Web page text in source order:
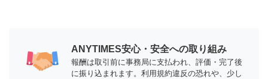
ANYTIMES安心・安全への取り組み
報酬は取引前に事務局に支払われ、評価・完了後
に振り込まれます。利用規約違反の恐れや、少し